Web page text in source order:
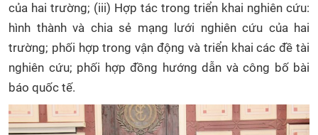
của hai trường; (iii) Hợp tác trong triển khai nghiên cứu:
hình thành và chia sẻ mạng lưới nghiên cứu của hai
trường; phối hợp trong vận động và triển khai các đề tài
nghiên cứu; phối hợp đồng hướng dẫn và công bố bài
báo quốc tế.